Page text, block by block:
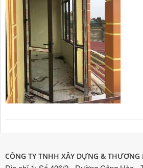
CÔNG TY TNHH XÂY DỰNG & THƯƠNG